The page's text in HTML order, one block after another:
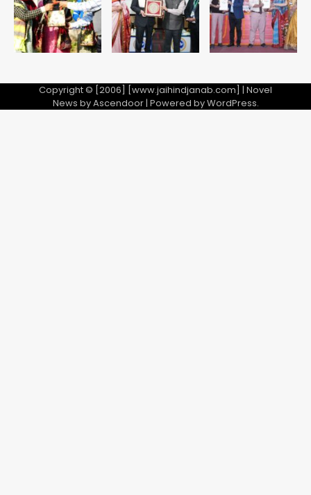
5
Copyright © [2006] [www.jaihindjanab.com] | Novel
News byAscendoor| Powered byWordPress.